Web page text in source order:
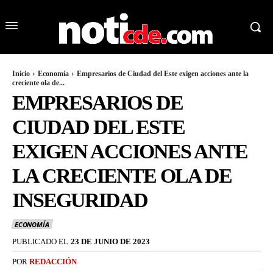
Inicio Economía
Empresarios de Ciudad del Este exigen acciones ante la
creciente ola de...
EMPRESARIOS DE
CIUDAD DEL ESTE
EXIGEN ACCIONES ANTE
LA CRECIENTE OLA DE
INSEGURIDAD
ECONOMÍA
PUBLICADO EL 23 DE JUNIO DE 2023
POR REDACCIÓN